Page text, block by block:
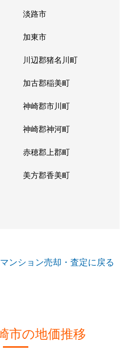
万円
尼崎(ＪＲ)
万円
尼崎(ＪＲ)
万円
尼崎(ＪＲ)
杭瀬
万円
尼崎(ＪＲ)
万円
尼崎(阪神)
万円
尼崎(阪神)
万円
尼崎(阪神)
万円
淡路市
加東市
川辺郡猪名川町
加古郡稲美町
神崎郡市川町
神崎郡神河町
赤穂郡上郡町
美方郡香美町
ンション売却・査定に戻る
市の地価推移